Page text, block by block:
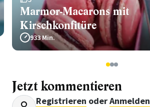
Marmor-Macarons mit
Kirschkonfitüre
933 Min.
123
Jetzt kommentieren
Registrieren oderAnmelden